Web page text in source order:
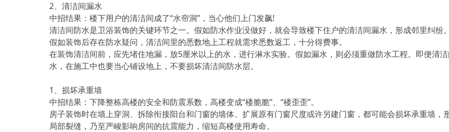
2、清洁间漏水
中招结果：楼下用户的清洁间成了“水帘洞”，当心他们上门发飙!
清洁间防水是卫浴装饰的关键环节之一。假如防水作业没做好，就会导致楼下住户的清洁间漏水，形成邻里纠纷
假如装饰后存在防水疑问，清洁间里的悉数地上工程就需求悉数返工，十分得费事。
在装饰清洁间前，应先堵住地漏，放5厘米以上的水，进行淋水实验。假如漏水，则必须重做防水工程。即便清
水，在施工中也要当心铺设地上，不要损坏清洁间防水层。
1、损坏承重墙
中招结果：下降整栋高楼的安全和防震系数，高楼变成“楼脆脆”、“楼歪歪”。
房子装饰时在墙上穿洞、拆除衔接阳台和门窗的墙体、扩展原有门窗尺度或许另建门窗，都可能会损坏承重墙，
局部裂缝，乃至严峻影响房间的抗震能力，缩短高楼使用寿命。